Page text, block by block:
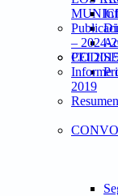
– 2024-
PEI
Informe
2019